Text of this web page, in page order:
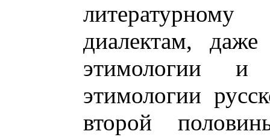
диалектам,
этимологии и
этимологии
второй